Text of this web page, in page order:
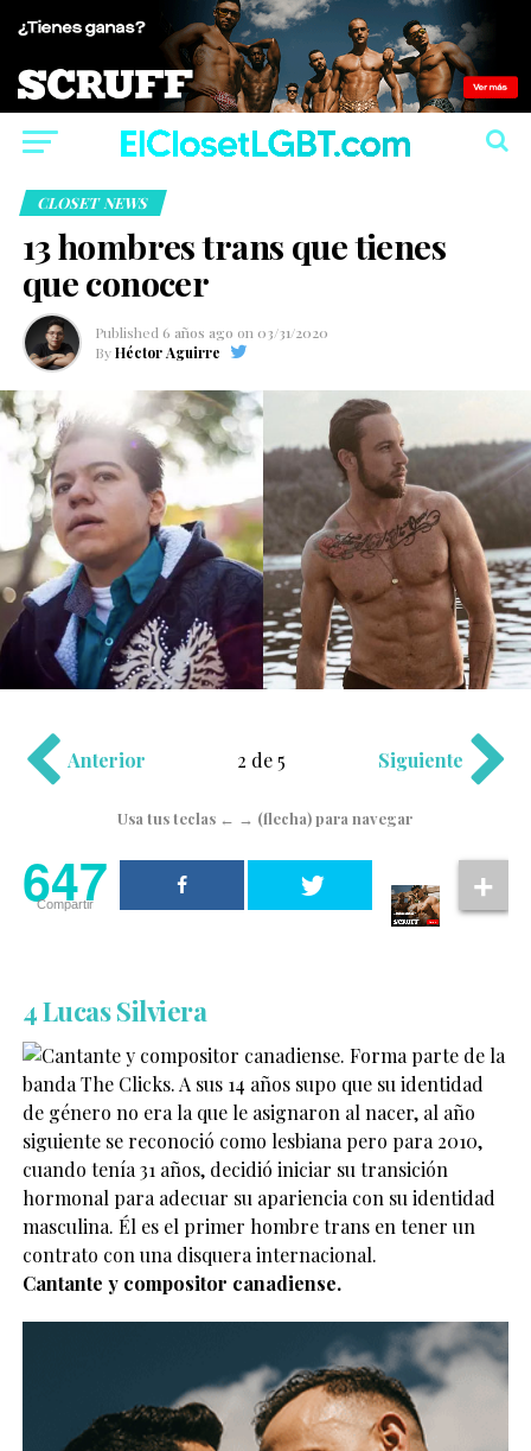
CLOSET NEWS
13 hombres trans que tienes
que conocer
Published 6 años ago on 03/31/2020
By Héctor Aguirre
Anterior 2 de 5 Siguiente
Usa tus teclas ← → (flecha) para navegar
647
Compartir
4 Lucas Silviera
Cantante y compositor canadiense.